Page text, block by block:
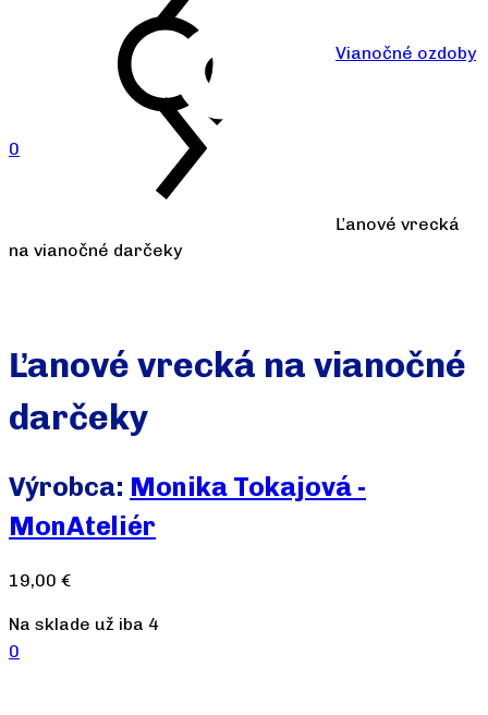
0
0
Vianočné ozdoby
Ľanové vrecká
na vianočné darčeky
Ľanové vrecká na vianočné
darčeky
Výrobca: Monika Tokajová -
MonAteliér
19,00 €
Na sklade už iba 4
Počet